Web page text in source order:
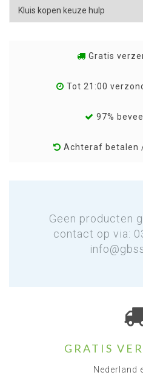
Gratis
Tot 21:00
97%
Achteraf betalen
Geen producten
contact op via:
GRATIS
Nederland